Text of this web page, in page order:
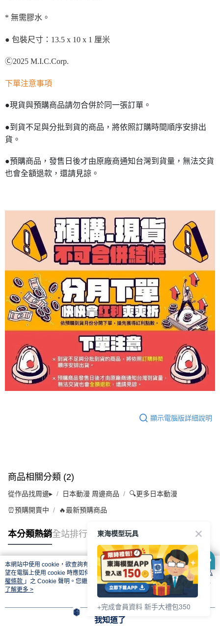
* 無需膠水。
● 包裝尺寸：13.5 x 10 x 1 厘米
Ⓒ2025 M.I.C.Corp.
下單注意事項
●現貨與預購商品請勿合併於同一張訂單。
●到貨不足與分批到貨的商品，將依照訂購時間順序安排出
貨。
●預購商品，發售日後才由原廠商通知台灣到貨量，無法交貨
也會全額退款，還請見諒。
顯示電腦版詳細說明
商品相關分類 (2)
從作品找周邊▸ 日本動漫 周邊商品 🔍更多日本動漫
⏰預購開賣中 🔥最新預購商品
本分類熱銷全站排行
熱門標籤
本網站中使用 cookie，欲查詢有關本網站使用 cookie 方式之詳情，及若您不希
望在電腦上使用 cookie 時應如何變更電腦的 cookie 設定，請參閱本網站「
隱私
權條款 」之 Cookie 聲明。您繼續使用本網站即表示您同意本公司得按本網站使
用條款之 Cookie 聲明使用 cookie。
了解更多 >
我知道了
東海模型玩具
+完成會員資料 新手大禮包350